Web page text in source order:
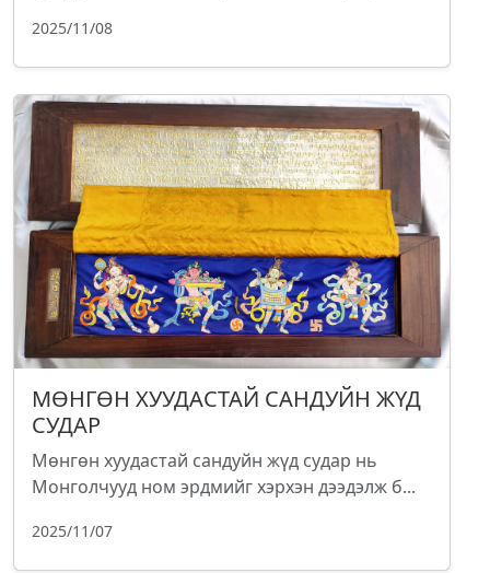
2025/11/08
МӨНГӨН ХУУДАСТАЙ САНДУЙН ЖҮД
СУДАР
Мөнгөн хуудастай сандуйн жүд судар нь
Монголчууд ном эрдмийг хэрхэн дээдэлж б...
2025/11/07